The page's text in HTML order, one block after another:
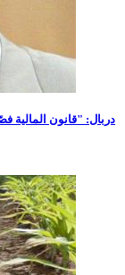
دربال: "قانون المالية